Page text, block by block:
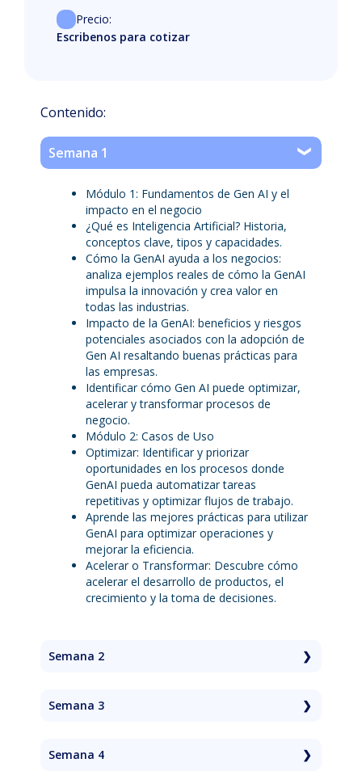
Precio:
Escribenos para cotizar
Contenido:
Semana 1
Módulo 1: Fundamentos de Gen AI y el
impacto en el negocio
¿Qué es Inteligencia Artificial? Historia,
conceptos clave, tipos y capacidades.
Cómo la GenAI ayuda a los negocios:
analiza ejemplos reales de cómo la GenAI
impulsa la innovación y crea valor en
todas las industrias.
Impacto de la GenAI: beneficios y riesgos
potenciales asociados con la adopción de
Gen AI resaltando buenas prácticas para
las empresas.
Identificar cómo Gen AI puede optimizar,
acelerar y transformar procesos de
negocio.
Módulo 2: Casos de Uso
Optimizar: Identificar y priorizar
oportunidades en los procesos donde
GenAI pueda automatizar tareas
repetitivas y optimizar flujos de trabajo.
Aprende las mejores prácticas para utilizar
GenAI para optimizar operaciones y
mejorar la eficiencia.
Acelerar o Transformar: Descubre cómo
acelerar el desarrollo de productos, el
crecimiento y la toma de decisiones.
Semana 2
Entender los flujos de trabajo actuales
Aplicar frameworks para priorizar y
Semana 3
herramientas y mejores prácticas
Semana 4